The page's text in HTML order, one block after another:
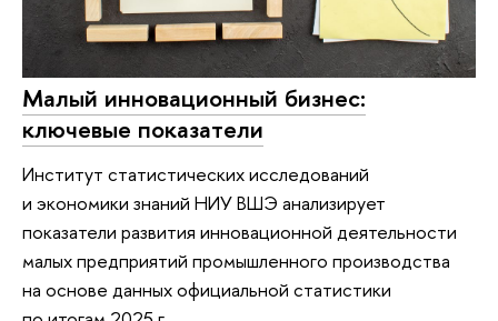
Малый инновационный бизнес:
ключевые показатели
Институт статистических исследований
и экономики знаний НИУ ВШЭ анализирует
показатели развития инновационной деятельности
малых предприятий промышленного производства
на основе данных официальной статистики